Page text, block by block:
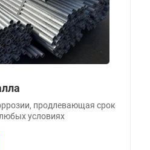
продлевающая срок
условиях